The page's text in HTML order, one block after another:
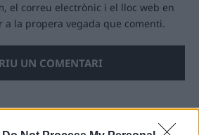
el correu electrònic i el lloc web en
a la propera vegada que comenti.